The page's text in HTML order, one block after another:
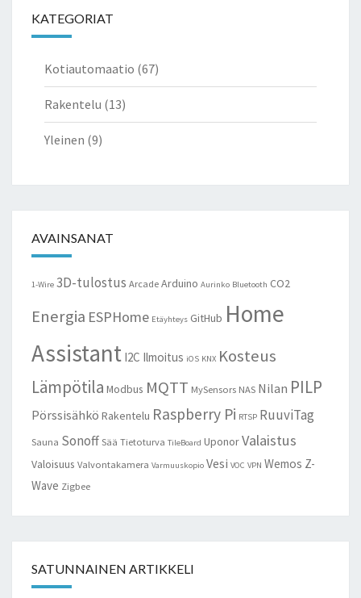
KATEGORIAT
Kotiautomaatio (67)
Rakentelu (13)
Yleinen (9)
AVAINSANAT
1-Wire 3D-tulostus Arcade Arduino Aurinko Bluetooth CO2
Energia ESPHome Etäyhteys GitHub Home
Assistant I2C Ilmoitus iOS KNX Kosteus
Lämpötila Modbus MQTT MySensors NAS Nilan PILP
Pörssisähkö Rakentelu Raspberry Pi RTSP RuuviTag
Sauna Sonoff Sää Tietoturva TileBoard UponorValaistus
Valoisuus Valvontakamera Varmuuskopio Vesi VOC VPN Wemos Z-
Wave Zigbee
SATUNNAINEN ARTIKKELI